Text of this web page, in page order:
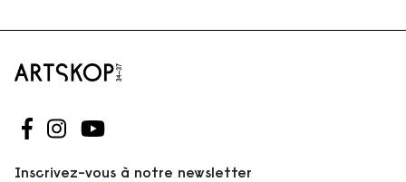
Suivez-nous sur Facebook
Suivez-nous sur Instagram
Suivez-nous sur Youtube
Inscrivez-vous à notre newsletter